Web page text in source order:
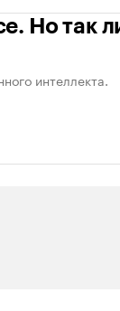
Но так
интеллекта.